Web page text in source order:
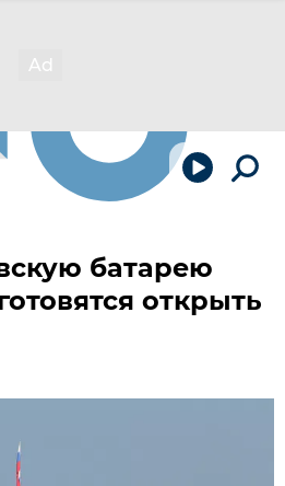
батарею
открыть